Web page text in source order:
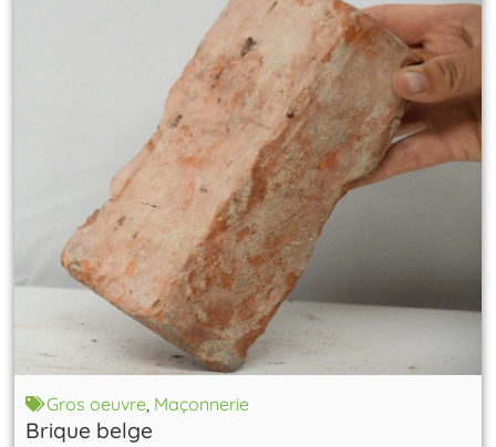
Gros oeuvre Maçonnerie
Brique belge